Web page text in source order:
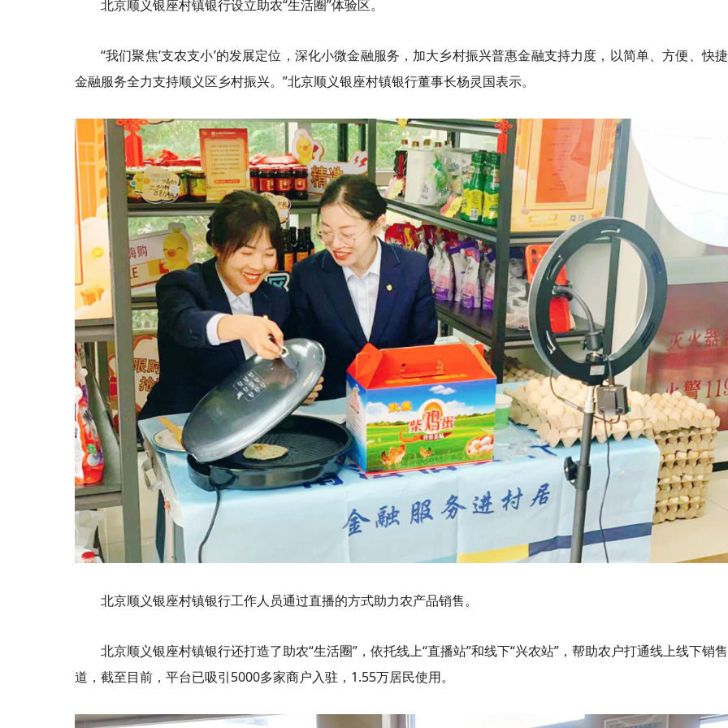
北京顺义银座村镇银行设立助农“生活圈”体验区。
“我们聚焦‘支农支小’的发展定位，深化小微金融服务，加大乡村振兴普惠金融支持力度，以简单、方便、快
金融服务全力支持顺义区乡村振兴。”北京顺义银座村镇银行董事长杨灵国表示。
北京顺义银座村镇银行工作人员通过直播的方式助力农产品销售。
北京顺义银座村镇银行还打造了助农“生活圈”，依托线上“直播站”和线下“兴农站”，帮助农户打通线上线下销
道，截至目前，平台已吸引5000多家商户入驻，1.55万居民使用。